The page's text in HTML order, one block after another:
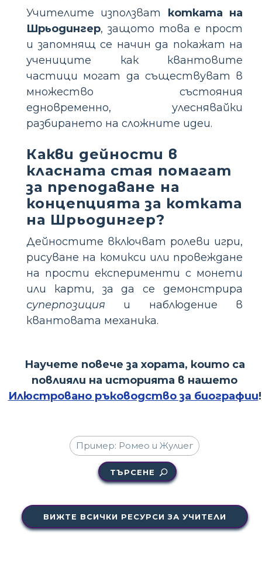
Учителите използват котката на
Шрьодингер, защото това е прост
и запомнящ се начин да покажат на
учениците как квантовите
частици могат да съществуват в
множество състояния
едновременно, улеснявайки
разбирането на сложните идеи.
Какви дейности в
класната стая помагат
за преподаване на
концепцията за котката
на Шрьодингер?
Дейностите включват ролеви игри,
рисуване на комикси или провеждане
на прости експерименти с монети
или карти, за да се демонстрира
суперпозиция и наблюдение в
квантовата механика.
Научете повече за хората, които са
повлияли на историята в нашето
Илюстровано ръководство за биографии!
ТЪРСЕНЕ
ВИЖТЕ ВСИЧКИ РЕСУРСИ ЗА УЧИТЕЛИ